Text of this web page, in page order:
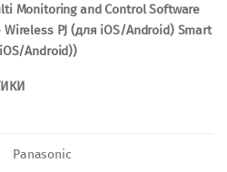
Monitoring and Control Software
PJ (для iOS/Android) Smart
Android))
Panasonic